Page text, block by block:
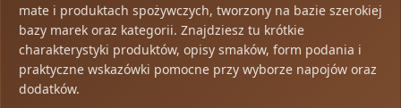
mate i produktach spożywczych, tworzony na bazie szerokiej
bazy marek oraz kategorii. Znajdziesz tu krótkie
charakterystyki produktów, opisy smaków, form podania i
praktyczne wskazówki pomocne przy wyborze napojów oraz
dodatków.